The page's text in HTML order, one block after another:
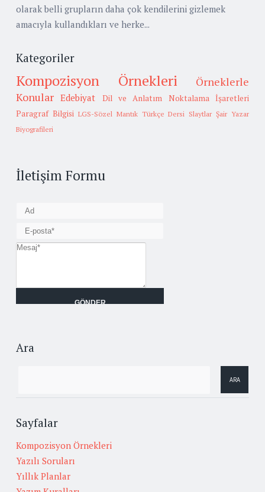
olarak belli grupların daha çok kendilerini gizlemek
amacıyla kullandıkları ve herke...
Kategoriler
Kompozisyon Örnekleri
Örneklerle
Konular Edebiyat Dil ve Anlatım
Noktalama İşaretleri
Paragraf Bilgisi LGS-Sözel Mantık Türkçe Dersi Slaytlar Şair Yazar
Biyografileri
İletişim Formu
Ara
Sayfalar
Kompozisyon Örnekleri
Yazılı Soruları
Yıllık Planlar